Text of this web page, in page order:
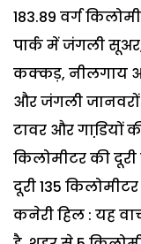
183.89 वर्ग
पार्क में जंगली
कक्कड़, नीलगाय
और जंगली
टावर और गाडि़यों
किलोमीटर की दूरी
दूरी 135 किलोमीटर
कनेरी हिल : यह